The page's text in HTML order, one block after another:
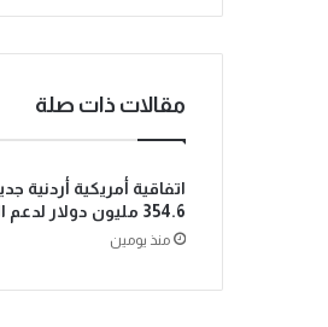
مقالات ذات صلة
اتفاقية أمريكية أردنية
354.6 مليون دولار لدعم المملكة
منذ يومين